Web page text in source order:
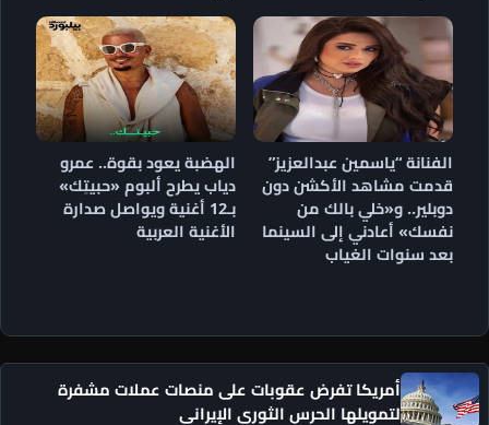
الفنانة “ياسمين عبدالعزيز”
قدمت مشاهد الأكشن دون
دوبلير.. و«خلي بالك من
نفسك» أعادني إلى السينما
بعد سنوات الغياب
الهضبة يعود بقوة.. عمرو
دياب يطرح ألبوم «حبيتِك»
بـ12 أغنية ويواصل صدارة
الأغنية العربية
أمريكا تفرض عقوبات على منصات عملات مشفرة
لتمويلها الحرس الثوري الإيراني